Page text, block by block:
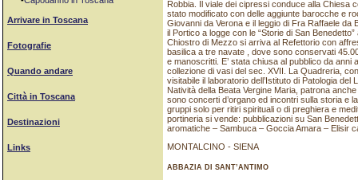
Arrivare in Toscana
Fotografie
Quando andare
Città in Toscana
Destinazioni
Links
Robbia. Il viale dei cipressi conduce alla Chiesa
stato modificato con delle aggiunte barocche e
Giovanni da Verona e il leggio di Fra Raffaele da
il Portico a logge con le “Storie di San
Chiostro di Mezzo si arriva al Refettorio con
basilica a tre navate , dove sono conservati
e manoscritti. E’ stata chiusa al pubblico da
collezione di vasi del sec. XVII. La Quadreria,
visitabile il laboratorio dell’Istituto di Patologia
Natività della Beata Vergine Maria, patrona
sono concerti d’organo ed incontri sulla storia e
gruppi solo per ritiri spirituali o di preghiera e
portineria si vende: pubblicazioni su San
aromatiche – Sambuca – Goccia Amara – Elisir
MONTALCINO - SIENA
ABBAZIA DI SANT’ANTIMO